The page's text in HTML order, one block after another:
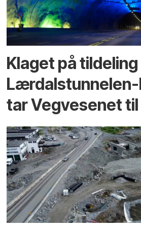
Klaget på tildeling
tar Vegvesenet